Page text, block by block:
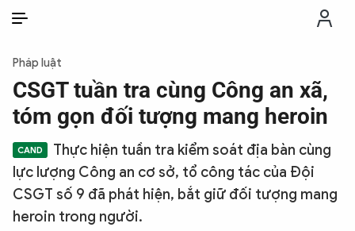
THỜI SỰ
CHỐNG DIỄN BIẾN HÒA BÌNH
CÔNG AN TRONG LÒNG DÂN
Pháp luật
CSGT tuần tra cùng Công an xã,
tóm gọn đối tượng mang heroin
Thực hiện tuần tra kiểm soát địa bàn cùng
lực lượng Công an cơ sở, tổ công tác của Đội
CSGT số 9 đã phát hiện, bắt giữ đối tượng mang
heroin trong người.